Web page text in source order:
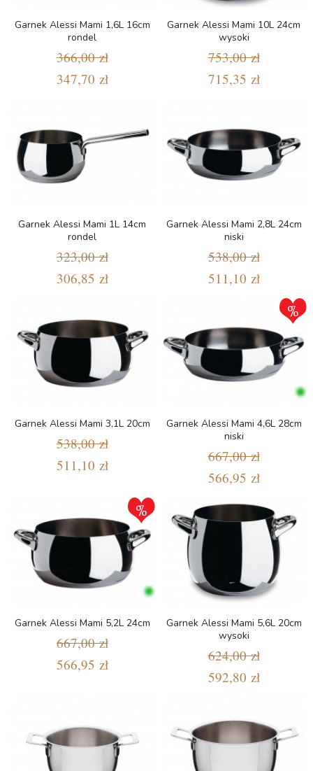
Garnek Alessi Mami 1,6L 16cm
rondel
366,00 zł
347,70 zł
Garnek Alessi Mami 10L 24cm
wysoki
753,00 zł
715,35 zł
Garnek Alessi Mami 1L 14cm
rondel
323,00 zł
306,85 zł
Garnek Alessi Mami 2,8L 24cm
niski
538,00 zł
511,10 zł
Garnek Alessi Mami 3,1L 20cm
538,00 zł
511,10 zł
Garnek Alessi Mami 4,6L 28cm
niski
667,00 zł
566,95 zł
Garnek Alessi Mami 5,2L 24cm
667,00 zł
566,95 zł
Garnek Alessi Mami 5,6L 20cm
wysoki
624,00 zł
592,80 zł